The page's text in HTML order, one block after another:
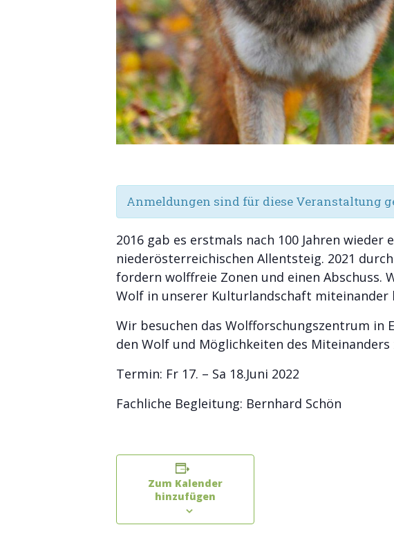
Anmeldungen sind für diese Veranstaltung
2016 gab es erstmals nach 100 Jahren
niederösterreichischen Allentsteig. 2021
fordern wolffreie Zonen und einen Abschuss.
Wolf in unserer Kulturlandschaft miteinander
Wir besuchen das Wolfforschungszentrum
den Wolf und Möglichkeiten des
Termin: Fr 17. – Sa 18.Juni 2022
Fachliche Begleitung: Bernhard Schön
Zum Kalender
hinzufügen